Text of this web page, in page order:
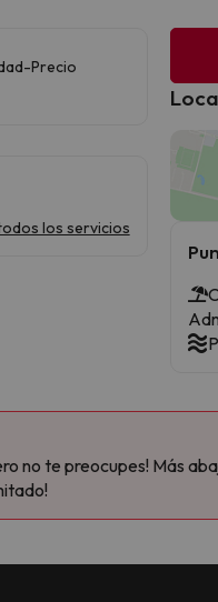
Precio
los servicios
no te preocupes! Más